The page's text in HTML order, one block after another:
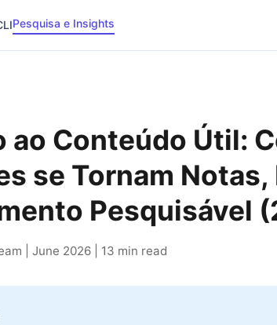
Pesquisa e Insights
ao Conteúdo Útil:
se Tornam Notas,
Pesquisável
| June 2026 | 13 min read